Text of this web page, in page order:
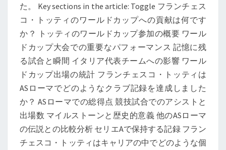
ッ
プ、
ク
ラ
ブ
記
録、
個
人
賞
た。 Key sections in the article: Toggle フランチェス
コ・トッティのワールドカップへの貢献は何です
か？ トッティのワールドカップ参加の概要 ワール
ドカップ大会での重要なパフォーマンス 記憶に残
る試合と瞬間 イタリア代表チームへの影響 ワール
ドカップ出場の統計 フランチェスコ・トッティは
ASローマでどのようなクラブ記録を達成しました
か？ ASローマでの総得点 競技試合でのアシストと
出場数 マイルストーンと歴史的意義 他のASローマ
の伝説との比較分析 セリエAで保持する記録 フラン
チェスコ・トッティはキャリアの中でどのような個